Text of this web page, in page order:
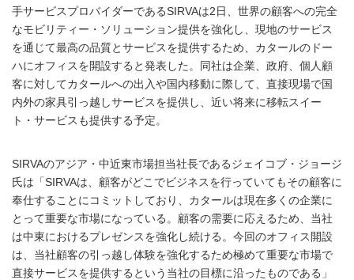
手サービスプロバイダーであるSIRVAは2日、世界の顧客への完全
なモビリティー・ソリューション提供を強化し、現地のサービス
を通じて最高の品質とサービスを提供するため、カタールのドー
ハにオフィスを開設すると発表した。同社は企業、政府、個人顧
客に対してカタールへの出入や国内移動に際して、直接現場で国
内外の家具引っ越しサービスを提供し、近い将来に移転スイー
ト・サービスも提供する予定。
SIRVAのアジア・中近東市場担当社長であるジェイコブ・ジョージ
氏は「SIRVAは、顧客がどこでビジネスを行っていてもその顧客に
奉仕することにコミットしており、カタールは現在多くの企業に
とって重要な市場になっている。顧客の需要に応えるため、当社
は中東におけるプレゼンスを強化し続ける。今回のオフィス開設
は、当社顧客の引っ越し体験を強化するため極めて重要な市場で
直接サービスを提供するという当社の目標に沿ったものである」